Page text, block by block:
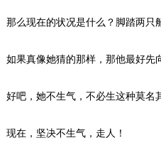
那么现在的状况是什么？脚踏两只
如果真像她猜的那样，那他最好先
好吧，她不生气，不必生这种莫名
现在，坚决不生气，走人！